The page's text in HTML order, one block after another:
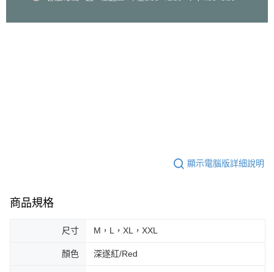
顯示電腦版詳細說明
商品規格
尺寸 M，L，XL，XXL
顏色 深遂紅/Red